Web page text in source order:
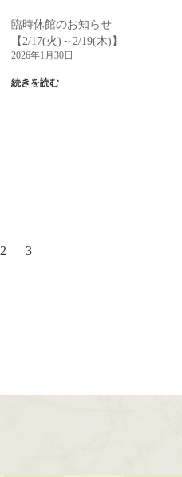
臨時休館のお知らせ
【2/17(火)～2/19(木)】
2026年1月30日
続きを読む
2 3